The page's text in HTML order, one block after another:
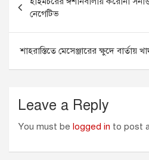
o
k
n
e
r
A
p
e
navigation
নেগেটিভ
শাহরাস্তিতে মেসেঞ্জারের ক্ষুদে বার্তায়
Leave a Reply
You must be logged in to post